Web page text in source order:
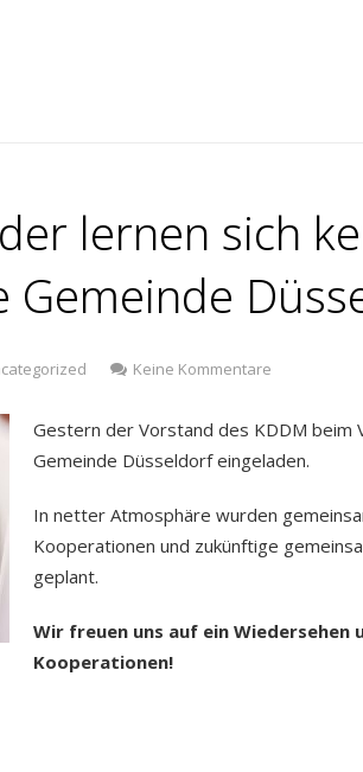
lernen sich
Gemeinde
Keine Kommentare
sich
kennen:
KDDM
Jüdische
Gestern der Vorstand des KDDM beim
Gemeinde Düsseldorf eingeladen.
In netter Atmosphäre wurden
Kooperationen und zukünftige
geplant.
Wir freuen uns auf ein Wiedersehen
Kooperationen!